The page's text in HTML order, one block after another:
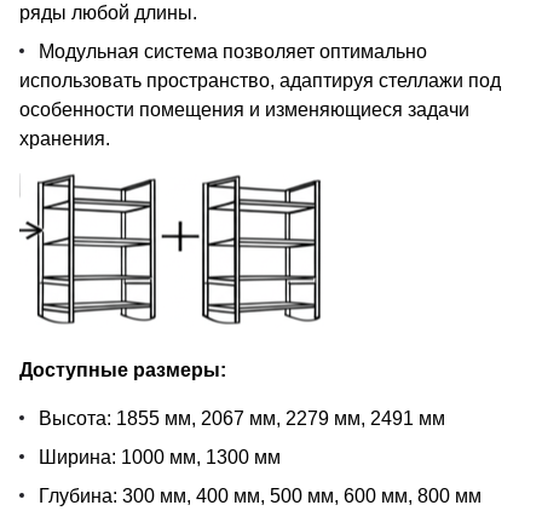
ряды любой длины.
Модульная система позволяет оптимально
использовать пространство, адаптируя стеллажи под
особенности помещения и изменяющиеся задачи
хранения.
Доступные размеры:
Высота: 1855 мм, 2067 мм, 2279 мм, 2491 мм
Ширина: 1000 мм, 1300 мм
Глубина: 300 мм, 400 мм, 500 мм, 600 мм, 800 мм